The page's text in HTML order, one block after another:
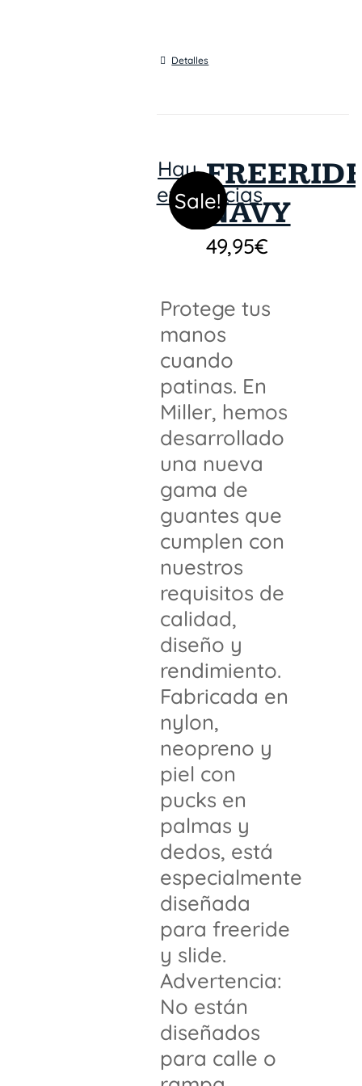
Detalles
Sale!
Hay
existencias
NAVY
49,95€
Protege tus
manos
cuando
patinas. En
Miller, hemos
desarrollado
una nueva
gama de
guantes que
cumplen con
nuestros
requisitos de
calidad,
diseño y
rendimiento.
Fabricada en
nylon,
neopreno y
piel con
pucks en
palmas y
dedos, está
especialmente
diseñada
para freeride
y slide.
Advertencia:
No están
diseñados
para calle o